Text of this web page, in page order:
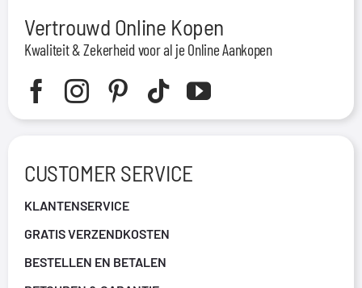
Vertrouwd Online Kopen
Kwaliteit & Zekerheid voor al je Online Aankopen
CUSTOMER SERVICE
KLANTENSERVICE
GRATIS VERZENDKOSTEN
BESTELLEN EN BETALEN